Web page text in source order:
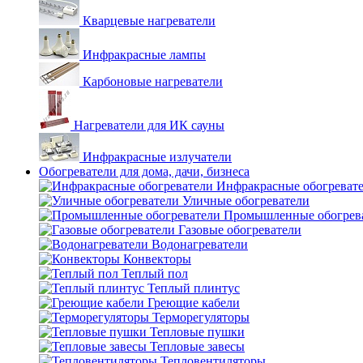
Кварцевые нагреватели
Инфракрасные лампы
Карбоновые нагреватели
Нагреватели для ИК сауны
Инфракрасные излучатели
Обогреватели для дома, дачи, бизнеса
Инфракрасные
Уличные обогреватели
Промышленные
Газовые обогреватели
Водонагреватели
Конвекторы
Теплый пол
Теплый плинтус
Греющие кабели
Терморегуляторы
Тепловые пушки
Тепловые завесы